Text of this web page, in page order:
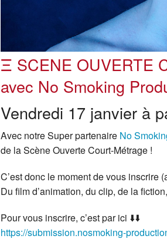
Ξ SCENE OUVERTE
avec No Smoking
Vendredi 17 janvier à
Avec notre Super partenaire No
de la Scène Ouverte Court-Métrage !
C’est donc le moment de vous inscrire
Du film d’animation, du clip, de la
Pour vous inscrire, c’est par ici ⬇️⬇️
https://submission.nosmoking-